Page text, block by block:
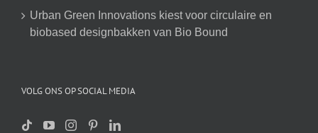
Urban Green Innovations kiest voor circulaire en
biobased designbakken van Bio Bound
VOLG ONS OP SOCIAL MEDIA